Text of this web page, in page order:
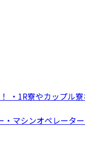
・1R寮やカップ
マシンオペレータ